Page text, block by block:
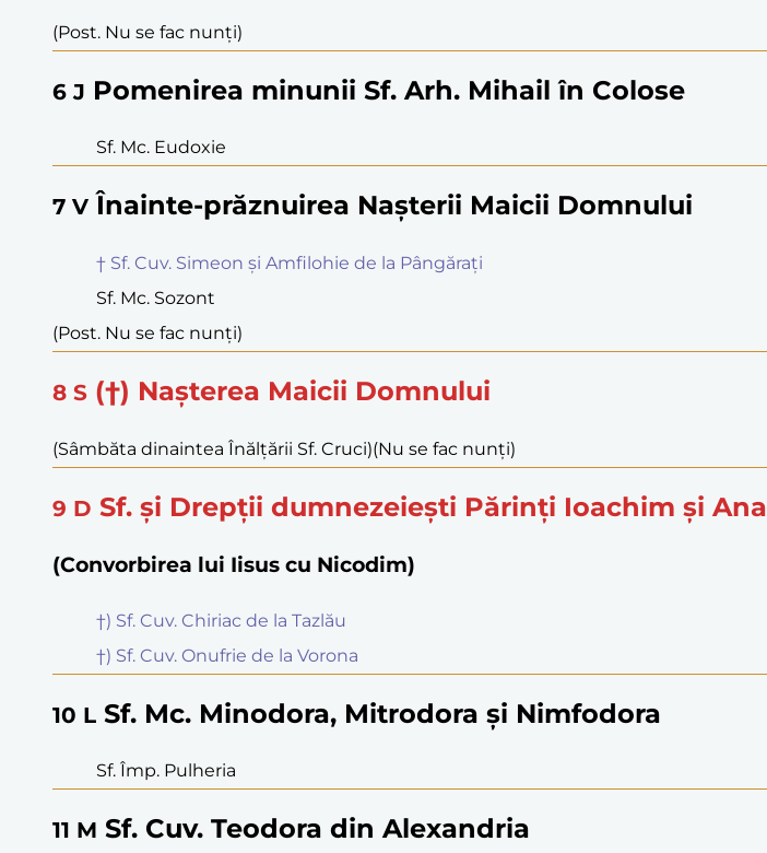
(Post. Nu se fac nunți)
6 J Pomenirea minunii Sf. Arh. Mihail în Colose
Sf. Mc. Eudoxie
7 V Înainte-prăznuirea Nașterii Maicii Domnului
† Sf. Cuv. Simeon și Amfilohie de la Pângărați
Sf. Mc. Sozont
(Post. Nu se fac nunți)
8 S (†) Nașterea Maicii Domnului
(Sâmbăta dinaintea Înălțării Sf. Cruci)(Nu se fac nunți)
9 D Sf. și Drepții dumnezeiești Părinți Ioachim și Ana
(Convorbirea lui Iisus cu Nicodim)
†) Sf. Cuv. Chiriac de la Tazlău
†) Sf. Cuv. Onufrie de la Vorona
10 L Sf. Mc. Minodora, Mitrodora și Nimfodora
Sf. Împ. Pulheria
11 M Sf. Cuv. Teodora din Alexandria